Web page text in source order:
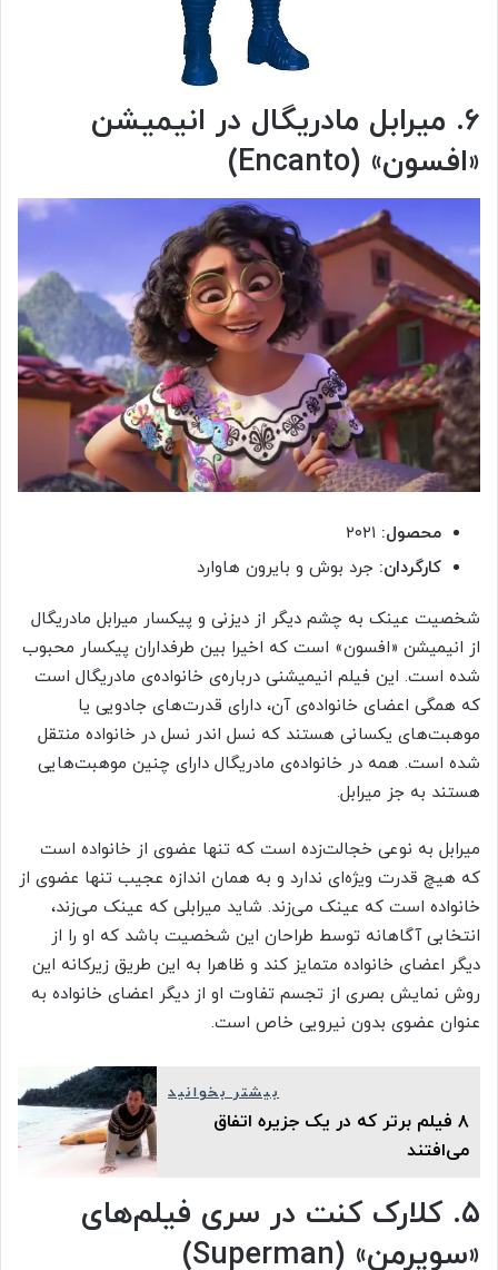
۶. میرابل مادریگال در انیمیشن
«افسون» (Encanto
)
محصول: ۲۰۲۱
کارگردان: جرد بوش و بایرون هاوارد
شخصیت عینک به چشم دیگر از دیزنی و پیکسار میرابل مادریگال
از انیمیشن «افسون» است که اخیرا بین طرفداران پیکسار محبوب
شده است. این فیلم انیمیشنی درباره‌ی خانواده‌ی مادریگال است
که همگی اعضای خانواده‌ی آن، دارای قدرت‌های جادویی یا
موهبت‌های یکسانی هستند که نسل اندر نسل در خانواده منتقل
شده است. همه در خانواده‌ی مادریگال دارای چنین موهبت‌هایی
هستند به جز میرابل.
میرابل به نوعی خجالت‌زده است که تنها عضوی از خانواده است
که هیچ قدرت ویژه‌ای ندارد و به همان اندازه عجیب تنها عضوی از
خانواده است که عینک می‌زند. شاید میرابلی که عینک می‌زند،
انتخابی آگاهانه توسط طراحان این شخصیت باشد که او را از
دیگر اعضای خانواده متمایز کند و ظاهرا به این طریق زیرکانه این
روش نمایش بصری از تجسم تفاوت او از دیگر اعضای خانواده به
عنوان عضوی بدون نیرویی خاص است.
بیشتر بخوانید
۸ فیلم برتر که در یک جزیره اتفاق
می‌افتند
۵. کلارک کنت در سری فیلم‌های
«سوپرمن» (Superman
)